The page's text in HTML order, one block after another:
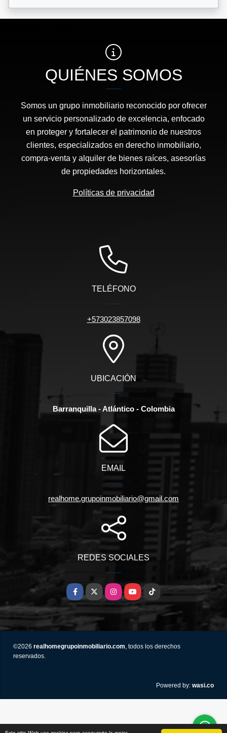
QUIÉNES SOMOS
Somos un grupo inmobiliario reconocido por ofrecer
un servicio personalizado de excelencia, enfocado
en proteger y fortalecer el patrimonio de nuestros
clientes, especializados en derecho inmobiliario,
compra-venta y alquiler de bienes raíces, asesorías
de propiedades horizontales.
Políticas de privacidad
TELÉFONO
+573023857098
UBICACIÓN
Barranquilla - Atlántico - Colombia
EMAIL
realhome.grupoinmobiliario@gmail.com
REDES SOCIALES
Facebook
X InstagramYouTubeTikTok
©2026 realhomegrupoinmobiliario.com , todos los derechos
reservados.
Powered by: wasi.co